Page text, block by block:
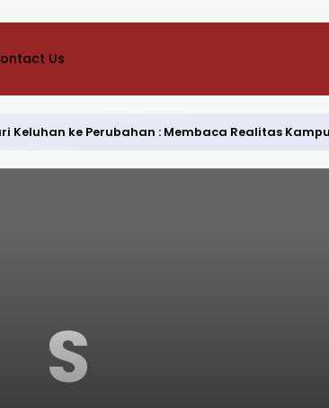
Us
Keluhan ke Perubahan : Membaca Realitas
S